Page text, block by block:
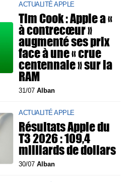
ACTUALITÉ APPLE
Tim Cook : Apple a «
à contrecœur »
augmenté ses prix
face à une « crue
centennale » sur la
RAM
31/07Alban
ACTUALITÉ APPLE
Résultats Apple du
T3 2026 : 109,4
milliards de dollars
30/07Alban